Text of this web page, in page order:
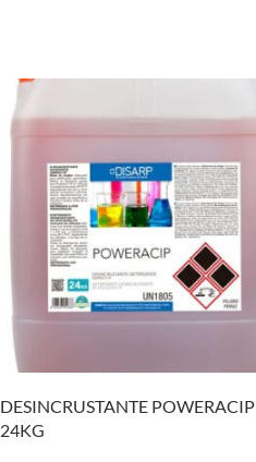
DESINCRUSTANTE POWERACIP
24KG